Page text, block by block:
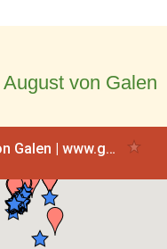
von Galen